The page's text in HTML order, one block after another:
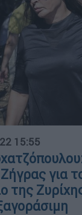
15:55
για
της